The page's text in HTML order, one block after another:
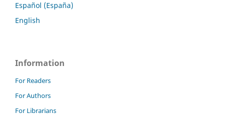
Español (España)
English
Information
For Readers
For Authors
For Librarians